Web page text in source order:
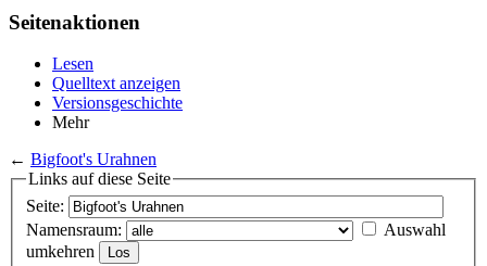
Seitenaktionen
Lesen
Quelltext anzeigen
Versionsgeschichte
Mehr
← Bigfoot's Urahnen
Links auf diese Seite
Seite:
Namensraum:
Auswahl
umkehren